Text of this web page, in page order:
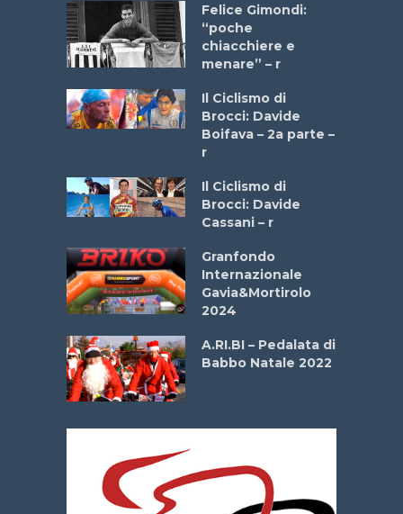
Felice Gimondi:
“poche
chiacchiere e
menare” – r
Il Ciclismo di
Brocci: Davide
Boifava – 2a parte –
r
Il Ciclismo di
Brocci: Davide
Cassani – r
Granfondo
Internazionale
Gavia&Mortirolo
2024
A.RI.BI – Pedalata di
Babbo Natale 2022